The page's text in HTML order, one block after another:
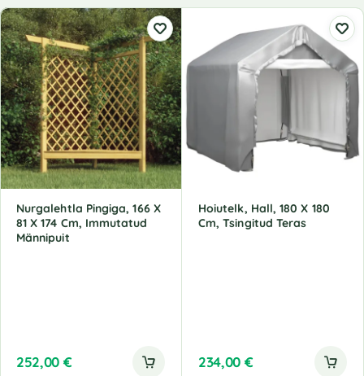
Nurgalehtla Pingiga, 166 X
81 X 174 Cm, Immutatud
Männipuit
252,00 €
Hoiutelk, Hall, 180 X 180
Cm, Tsingitud Teras
234,00 €